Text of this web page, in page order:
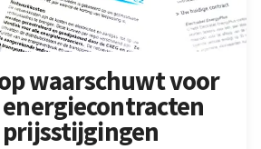
waarschuwt voor